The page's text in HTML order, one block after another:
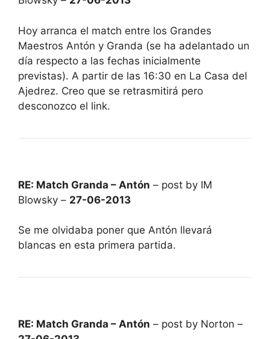
Hoy arranca el match entre los Grandes
Maestros Antón y Granda (se ha adelantado un
día respecto a las fechas inicialmente
previstas). A partir de las 16:30 en La Casa del
Ajedrez. Creo que se retrasmitirá pero
desconozco el link.
RE: Match Granda – Antón – post by IM
Blowsky – 27-06-2013
Se me olvidaba poner que Antón llevará
blancas en esta primera partida.
RE: Match Granda – Antón – post by Norton –